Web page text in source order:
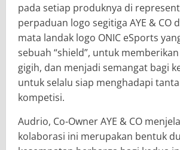
pada setiap produknya di
perpaduan logo segitiga AYE & CO
mata landak logo ONIC eSports
sebuah “shield”, untuk
gigih, dan menjadi semangat bagi
untuk selalu siap menghadapi
kompetisi.
Audrio, Co-Owner AYE & CO
kolaborasi ini merupakan bentuk